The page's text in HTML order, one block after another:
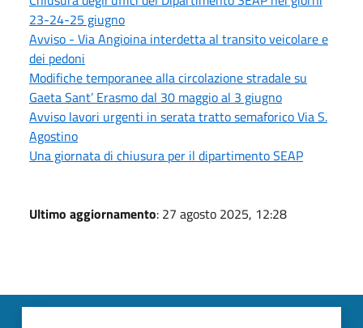
23-24-25 giugno
Avviso - Via Angioina interdetta al transito veicolare e
dei pedoni
Modifiche temporanee alla circolazione stradale su
Gaeta Sant’ Erasmo dal 30 maggio al 3 giugno
Avviso lavori urgenti in serata tratto semaforico Via S.
Agostino
Una giornata di chiusura per il dipartimento SEAP
Ultimo aggiornamento: 27 agosto 2025, 12:28